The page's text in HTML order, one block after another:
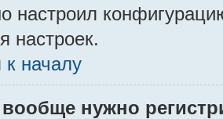
настроил
настроек.
к началу
нужно